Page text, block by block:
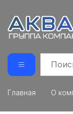
Главная О